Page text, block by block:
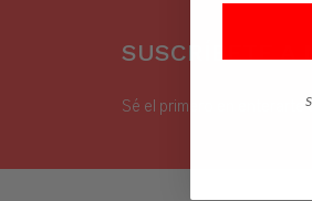
SUSCRÍBETE A
Sé el primero en